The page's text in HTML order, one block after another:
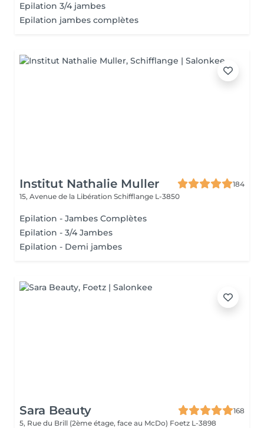
Epilation 3/4 jambes
Epilation jambes complètes
Institut Nathalie Muller
184
15, Avenue de la Libération Schifflange L-3850
Epilation - Jambes Complètes
Epilation - 3/4 Jambes
Epilation - Demi jambes
Sara Beauty
168
5, Rue du Brill (2ème étage, face au McDo) Foetz L-3898